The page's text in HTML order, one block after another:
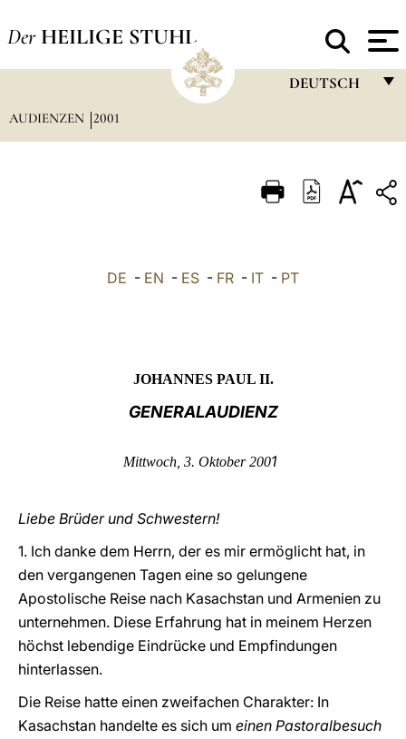
Der HEILIGE STUHL
DEUTSCH
ITALIANO
AUDIENZEN 2001
DE - EN - ES - FR - IT - PT
JOHANNES PAUL II.
GENERALAUDIENZ
Mittwoch, 3. Oktober 2001
Liebe Brüder und Schwestern!
1. Ich danke dem Herrn, der es mir ermöglicht hat, in
den vergangenen Tagen eine so gelungene
Apostolische Reise nach Kasachstan und Armenien zu
unternehmen. Diese Erfahrung hat in meinem Herzen
höchst lebendige Eindrücke und Empfindungen
hinterlassen.
Die Reise hatte einen zweifachen Charakter: In
Kasachstan handelte es sich um einen Pastoralbesuch